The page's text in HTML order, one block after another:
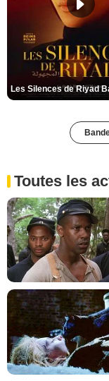
Toutes les